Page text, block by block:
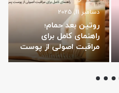
دسامبر 11, 2025
روتین بعد حمام؛
راهنمای کامل برای
مراقبت اصولی از پوست
پس از استحمام